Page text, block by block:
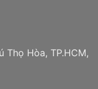
Thọ Hòa, TP.HCM,